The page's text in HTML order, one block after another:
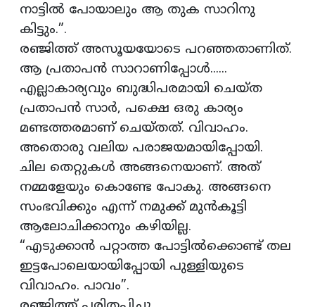
നാട്ടില്‍ പോയാലും ആ തുക സാറിനു
കിട്ടും.”.
രഞ്ജിത്ത് അസൂയയോടെ പറഞ്ഞതാണിത്.
ആ പ്രതാപന്‍ സാറാണിപ്പോള്‍......
എല്ലാകാര്യവും ബുദ്ധിപരമായി ചെയ്ത
പ്രതാപന്‍ സാര്‍, പക്ഷെ ഒരു കാര്യം
മണ്ടത്തരമാണ് ചെയ്തത്. വിവാഹം.
അതൊരു വലിയ പരാജയമായിപ്പോയി.
ചില തെറ്റുകള്‍ അങ്ങനെയാണ്. അത്
നമ്മളേയും കൊണ്ടേ പോകു. അങ്ങനെ
സംഭവിക്കും എന്ന് നമുക്ക് മുൻകൂട്ടി
ആലോചിക്കാനും കഴിയില്ല.
“എടുക്കാന്‍ പറ്റാത്ത പോട്ടില്‍ക്കൊണ്ട് തല
ഇട്ടപോലെയായിപ്പോയി പുള്ളിയുടെ
വിവാഹം. പാവം”.